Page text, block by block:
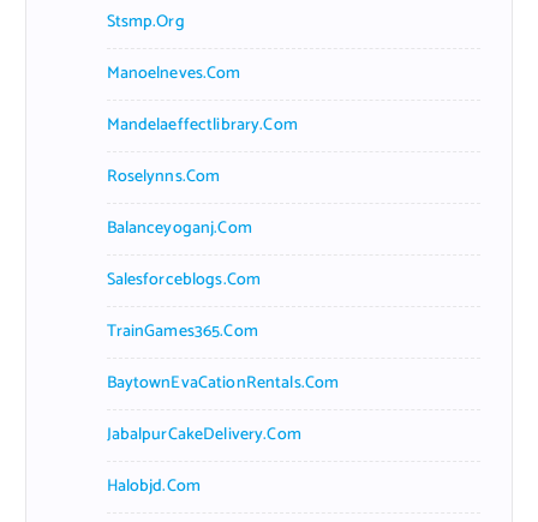
Stsmp.org
Manoelneves.com
Mandelaeffectlibrary.com
Roselynns.com
Balanceyoganj.com
Salesforceblogs.com
TrainGames365.com
BaytownEvaCationRentals.com
JabalpurCakeDelivery.com
Halobjd.com